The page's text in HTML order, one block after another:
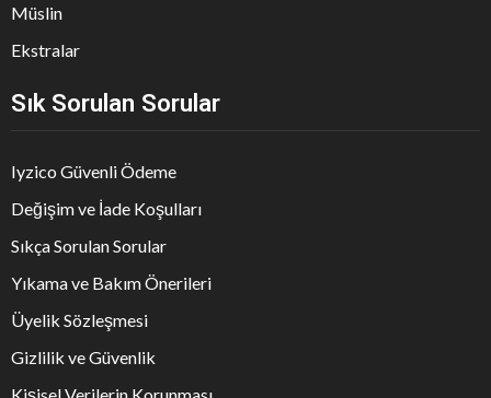
Müslin
Ekstralar
Sık Sorulan Sorular
Iyzico Güvenli Ödeme
Değişim ve İade Koşulları
Sıkça Sorulan Sorular
Yıkama ve Bakım Önerileri
Üyelik Sözleşmesi
Gizlilik ve Güvenlik
Kişisel Verilerin Korunması